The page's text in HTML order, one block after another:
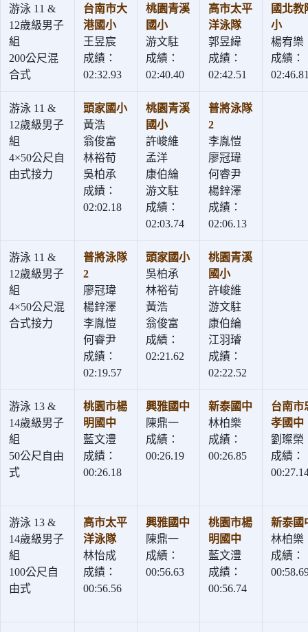
游泳 11 &
12歲級男子
組
200公尺混
合式
台南市大
港國小
王昱宸
成績：
02:32.93
桃園青溪
國小
游文駐
成績：
02:40.40
高市太平
洋泳隊
郭昱緯
成績：
02:42.51
國北教
小
楊宥樂
成績：
游泳 11 &
12歲級男子
組
4×50公尺自
由式接力
頭家國小
黃浩
翁俊富
林裕荀
吳柏承
成績：
02:02.18
桃園青溪
國小
許峻維
孟洋
康伯綸
游文駐
成績：
02:03.74
普將泳隊
2
李胤愷
廖冠瑋
何睿尹
楊鋅澤
成績：
02:06.13
游泳 11 &
12歲級男子
組
4×50公尺混
合式接力
普將泳隊
2
廖冠瑋
楊鋅澤
李胤愷
何睿尹
成績：
02:19.57
頭家國小
吳柏承
林裕荀
黃浩
翁俊富
成績：
02:21.62
桃園青溪
國小
許峻維
游文駐
康伯綸
江羽璿
成績：
02:22.52
游泳 13 &
14歲級男子
組
50公尺自由
式
桃園市楊
明國中
藍文澧
成績：
00:26.18
興雅國中
陳鼎一
成績：
00:26.19
新泰國中
林柏樂
成績：
00:26.85
台南市
孝國中
劉璨榮
成績：
游泳 13 &
14歲級男子
組
100公尺自
由式
高市太平
洋泳隊
林怡成
成績：
00:56.56
興雅國中
陳鼎一
成績：
00:56.63
桃園市楊
明國中
藍文澧
成績：
00:56.74
新泰國
林柏樂
成績：